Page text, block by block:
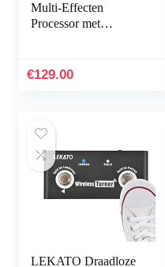
Multi-Effecten
Processor met
Modellering IR Kasten
100
€129.00
LEKATO Draadloze